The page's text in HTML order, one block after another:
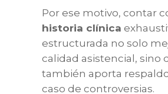
Por ese motivo, contar
historia clínica
estructurada no solo
calidad asistencial, sino
también aporta
caso de controversias.